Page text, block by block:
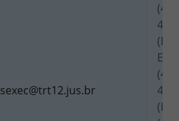
sexec@trt12.jus.br